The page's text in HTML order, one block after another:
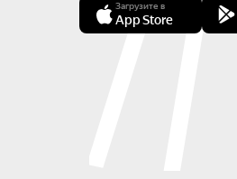
Загрузите в
App Store